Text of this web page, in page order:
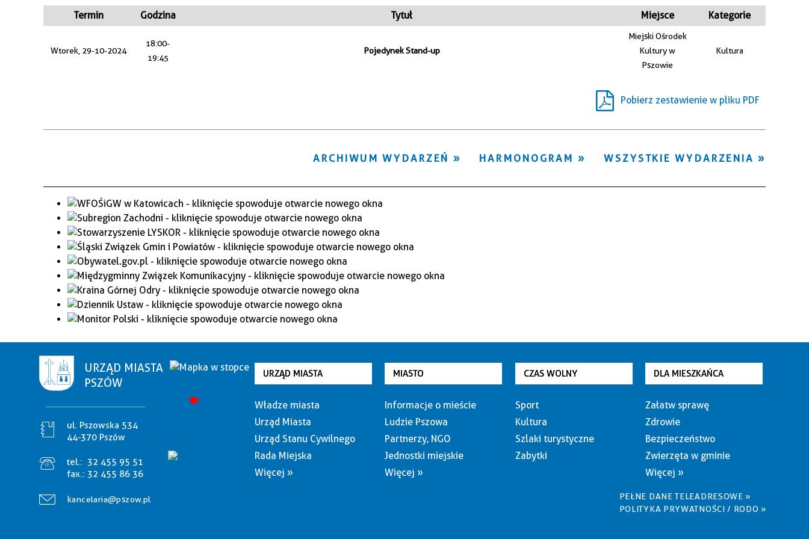
WAŻNE TELEFONY
GAZETA SAMORZĄDOWA
"PSZOW.PL"
PRZESTRZENNE
Kategoria
Trwające w
Miejsce
ten
Termin Godzina Tytuł Miejsce Kategorie
Wtorek, 29-10-2024
18:00-
19:45
Pojedynek Stand-up
Miejski Ośrodek
Kultury w
Pszowie
Kultura
Pobierz zestawienie w pliku PDF
WSZYSTKIE WYDARZENIA
HARMONOGRAM
ARCHIWUM WYDARZEŃ
URZĄD MIASTA
PSZÓW
ul. Pszowska 534
44-370 Pszów
tel.: 32 455 95 51
fax.: 32 455 86 36
kancelaria@pszow.pl
URZĄD MIASTA
Władze miasta
Urząd Miasta
Urząd Stanu Cywilnego
Rada Miejska
Więcej »
MIASTO
Informacje o mieście
Ludzie Pszowa
Partnerzy, NGO
Jednostki miejskie
Więcej »
CZAS WOLNY
Sport
Kultura
Szlaki turystyczne
Zabytki
DLA MIESZKAŃCA
Załatw sprawę
Zdrowie
Bezpieczeństwo
Zwierzęta w gminie
Więcej »
PEŁNE DANE TELEADRESOWE »
POLITYKA PRYWATNOŚCI / RODO »